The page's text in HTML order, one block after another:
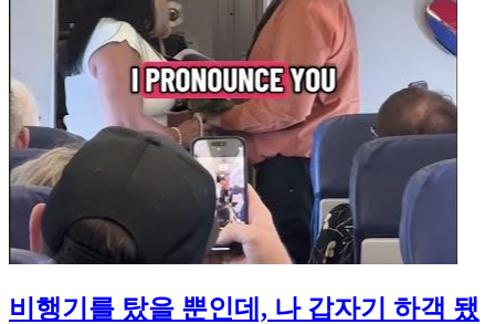
비행기를 탔을 뿐인데, 나 갑자기 하객 됐